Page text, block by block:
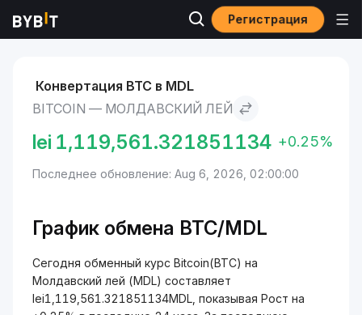
Регистрация
Рынки Bitcoin to Молдавский лей
Конвертация BTC в MDL
BITCOIN — МОЛДАВСКИЙ ЛЕЙ
lei 1,119,561.321851134 +0.25%
Последнее обновление: Aug 6, 2026, 02:00:00
График обмена BTC/MDL
Сегодня обменный курс Bitcoin(BTC) на
Молдавский лей (MDL) составляет
lei1,119,561.321851134MDL, показывая Рост на